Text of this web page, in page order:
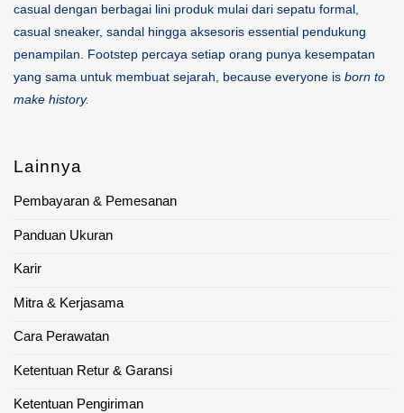
casual dengan berbagai lini produk mulai dari sepatu formal,
casual sneaker, sandal hingga aksesoris essential pendukung
penampilan. Footstep percaya setiap orang punya kesempatan
yang sama untuk membuat sejarah, because everyone is born to
make history.
Lainnya
Pembayaran & Pemesanan
Panduan Ukuran
Karir
Mitra & Kerjasama
Cara Perawatan
Ketentuan Retur & Garansi
Ketentuan Pengiriman